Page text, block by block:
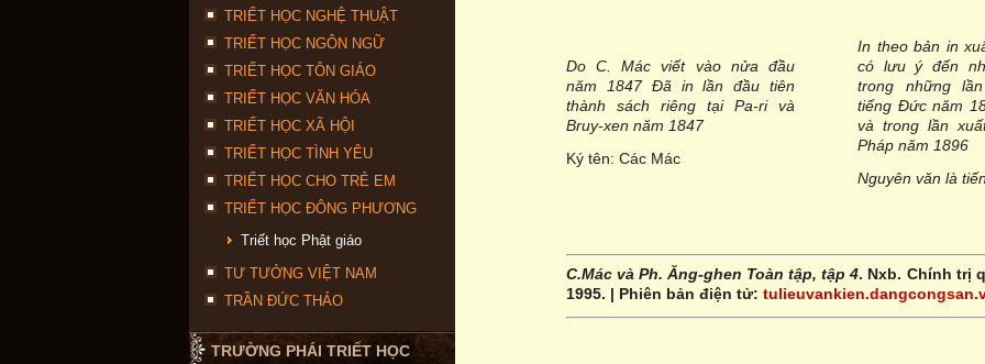
TRIẾT HỌC NGHỆ THUẬT
TRIẾT HỌC NGÔN NGỮ
TRIẾT HỌC TÔN GIÁO
TRIẾT HỌC VĂN HÓA
TRIẾT HỌC XÃ HỘI
TRIẾT HỌC TÌNH YÊU
TRIẾT HỌC CHO TRẺ EM
TRIẾT HỌC ĐÔNG PHƯƠNG
Triết học Phật giáo
TƯ TƯỞNG VIỆT NAM
TRẦN ĐỨC THẢO
TRƯỜNG PHÁI TRIẾT HỌC
Do C. Mác viết vào nửa đầu
năm 1847 Đã in lần đầu tiên
thành sách riêng tại Pa-ri và
Bruy-xen năm 1847
Ký tên: Các Mác
In theo bản in
có lưu ý đến
trong những
tiếng Đức năm
và trong lần
Pháp năm 1896
Nguyên văn là
C.Mác và Ph. Ăng-ghen Toàn tập, tập 4. Nxb. Chính trị
1995. | Phiên bản điện tử: